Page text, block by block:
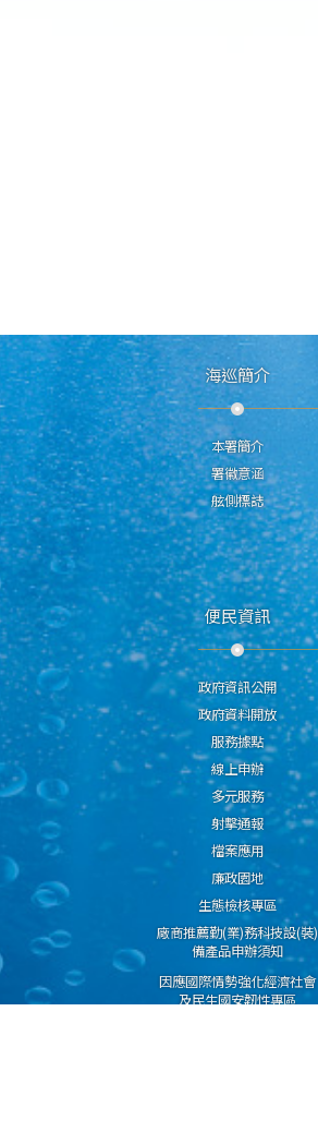
海巡簡介
本署簡介
署徽意涵
舷側標誌
便民資訊
政府資訊公開
政府資料開放
服務據點
線上申辦
多元服務
射擊通報
檔案應用
廉政園地
生態檢核專區
廠商推薦勤(業)務科技設(裝)
備產品申辦須知
因應國際情勢強化經濟社會
及民生國安韌性專區